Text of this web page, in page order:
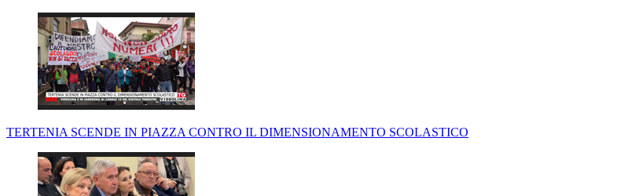
TERTENIA SCENDE IN PIAZZA CONTRO IL DIMENSIONAMENTO SCOLASTICO